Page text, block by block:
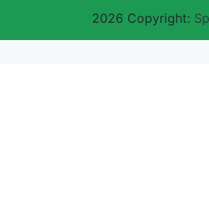
2026 Copyright: